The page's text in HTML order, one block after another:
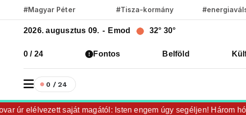
#Magyar Péter #Tisza-kormány
2026. augusztus 09. - Emod 32° 30°
0 / 24 Fontos Belföld
0 / 24
úr elélvezett saját magától: Isten engem úgy segéljen! Három